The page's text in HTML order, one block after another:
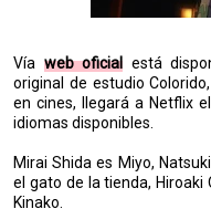
Vía web oficial
está
original de estudio
en cines, llegará a Netflix
idiomas disponibles.
Mirai Shida es Miyo,
el gato de la tienda, Hiroaki
Kinako.